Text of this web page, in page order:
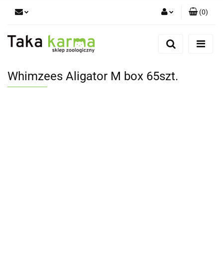
Zaloguj się
Zgody cookies
(0)
Whimzees Aligator M box 65szt.